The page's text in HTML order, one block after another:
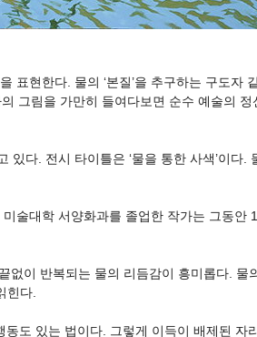
표현한다. 물의 ‘본질’을 추구하는 구도자
그림을 가만히 들여다보면 순수 예술의 정
다. 전시 타이틀은 ‘물을 통한 사색’이다.
술대학 서양화과를 졸업한 작가는 그동안
없이 반복되는 물의 리듬감이 흥미롭다. 물
힌다.
도 있는 법이다. 그렇게 이득이 배제된 자